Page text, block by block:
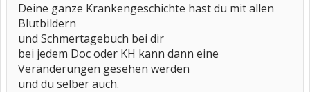
Deine ganze Krankengeschichte hast du mit allen
Blutbildern
und Schmertagebuch bei dir
bei jedem Doc oder KH kann dann eine
Veränderungen gesehen werden
und du selber auch.